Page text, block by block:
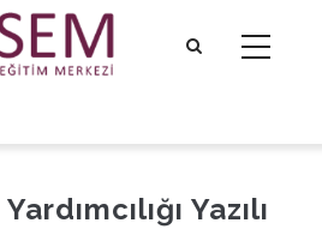
Yazılı